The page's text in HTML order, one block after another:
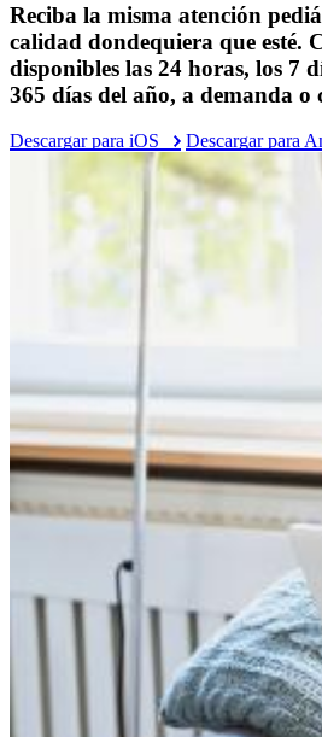
Reciba la misma atención
calidad dondequiera que esté.
disponibles las 24 horas, los 7
365 días del año, a demanda o
Descargar para iOS Descargar para